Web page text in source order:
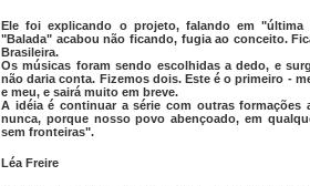
Ele foi explicando o projeto, falando em "última
"Balada" acabou não ficando, fugia ao conceito.
Brasileira.
Os músicas foram sendo escolhidas a dedo, e
não daria conta. Fizemos dois. Este é o primeiro -
e meu, e sairá muito em breve.
A idéia é continuar a série com outras formações
nunca, porque nosso povo abençoado, em
sem fronteiras".
Léa Freire